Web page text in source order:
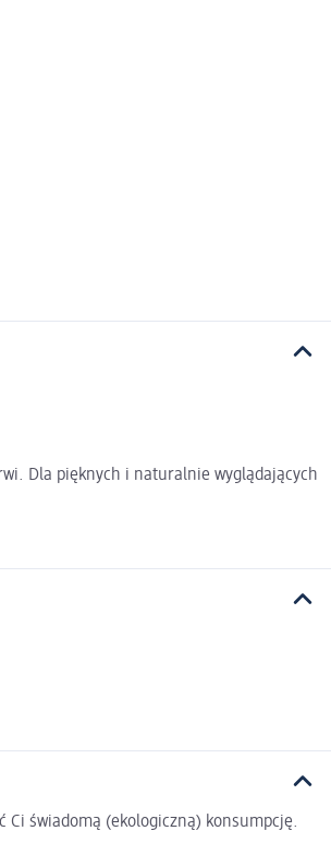
Dla pięknych i naturalnie wyglądających
świadomą (ekologiczną) konsumpcję.